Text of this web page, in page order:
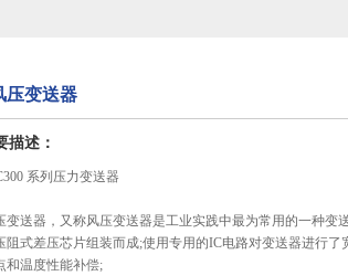
压变送器
描述：
系列压力变送器
变送器，又称风压变送器是工业实践中最为常用的一种变
阻式差压芯片组装而成;使用专用的IC电路对变送器进行了
和温度性能补偿;